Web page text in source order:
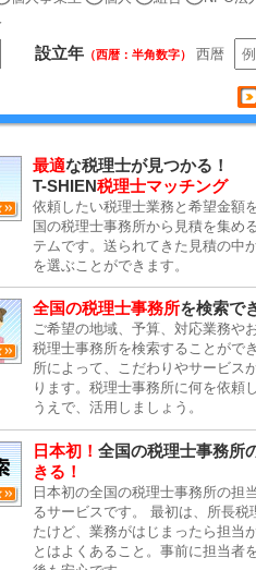
設立年 （西暦：半角数字） 西暦
最適な税理士が見つかる！
T-SHIEN税理士マッチング
依頼したい税理士業務と希望金額
国の税理士事務所から見積を集め
テムです。送られてきた見積の中
を選ぶことができます。
全国の税理士事務所を検索で
ご希望の地域、予算、対応業務や
税理士事務所を検索することがで
所によって、こだわりやサービス
ります。税理士事務所に何を依頼
うえで、活用しましょう。
日本初！ 全国の税理士事務所
きる！
日本初の全国の税理士事務所の担
るサービスです。 最初は、所長税
たけど、業務がはじまったら担当
とはよくあること。事前に担当者